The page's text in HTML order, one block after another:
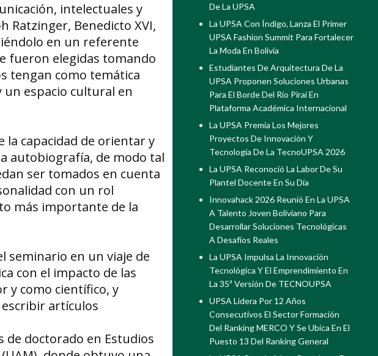
intelectuales y
Ratzinger, Benedicto XVI,
en un referente
fueron elegidas tomando
tengan como temática
espacio cultural en
capacidad de orientar y
autobiografía, de modo tal
ser tomados en cuenta
con un rol
más importante de la
seminario en un viaje de
con el impacto de las
y como científico, y
artículos
de doctorado en Estudios
De La UPSA
La UPSA Con Índigo, Lanza El Primer
UPSA Fashion Summit Para Fortalecer
La Moda En Bolivia
Estudiantes De Arquitectura De La
UPSA Proponen Soluciones Urbanas
Para El Borde Del Río Piraí En
Plataforma Académica Internacional
La UPSA Premia Los Mejores
Proyectos De Innovación Y
Tecnología De La TecnoUPSA 2026
La UPSA Reconoció La Labor De Su
Plantel Docente En Su Día
Innovahack 2026 Reunió En La UPSA
A Talento Joven Boliviano Para
Desarrollar Soluciones Tecnológicas
A Desafíos Reales
La UPSA Impulsa La Innovación
Tecnológica Y El Emprendimiento En
La 35ª Versión De TECNOUPSA
UPSA Lidera Por 12 Años
Consecutivos El Sector Formación
Del Ranking MERCO Y Se Ubica En El
Puesto 13 Del Ranking General